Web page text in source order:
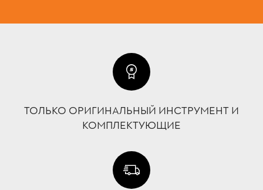
ТОЛЬКО ОРИГИНАЛЬНЫЙ ИНСТРУМЕНТ И
КОМПЛЕКТУЮЩИЕ